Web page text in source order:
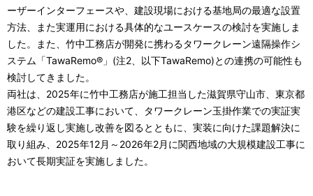
ーザーインターフェースや、建設現場における基地局の最適な設置
方法、また実運用における具体的なユースケースの検討を実施しま
した。また、竹中工務店が開発に携わるタワークレーン遠隔操作シ
ステム「TawaRemo® 」 (注2 、以下TawaRemo)との連携の可能性も
検討してきました。
両社は、 2025年に竹中工務店が施工担当した滋賀県守山市、東京都
港区などの建設工事において、タワークレーン玉掛作業での実証実
験を繰り返し実施し改善を図るとともに、実装に向けた課題解決に
取り組み、2025年12月～ 2026年2月に関西地域の大規模建設工事に
おいて長期実証を実施しました。